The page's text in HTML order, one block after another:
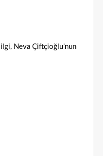
Neva Çiftçioğlu’nun